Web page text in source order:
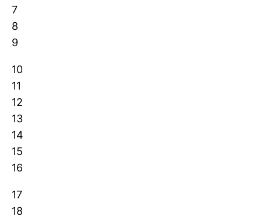
7
8
9
10
11
12
13
14
15
16
17
18